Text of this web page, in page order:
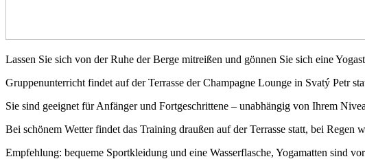
Lassen Sie sich von der Ruhe der Berge mitreißen und gönnen Sie sich eine
Gruppenunterricht findet auf der Terrasse der Champagne Lounge in Svatý Petr
Sie sind geeignet für Anfänger und Fortgeschrittene – unabhängig von Ihrem
Bei schönem Wetter findet das Training draußen auf der Terrasse statt, bei Regen
Empfehlung: bequeme Sportkleidung und eine Wasserflasche, Yogamatten sind